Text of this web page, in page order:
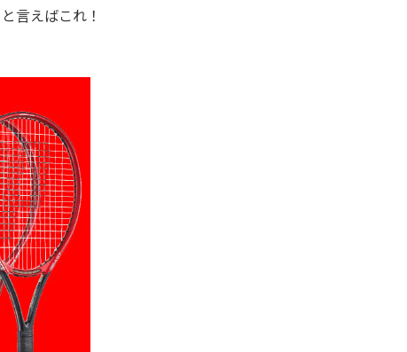
言えばこれ！